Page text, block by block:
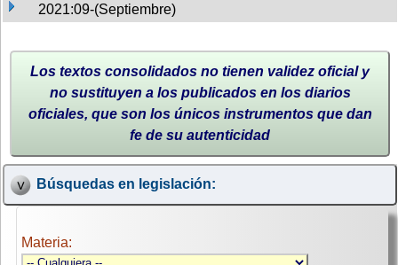
2021:09-(Septiembre)
Los textos consolidados no tienen validez oficial y
no sustituyen a los publicados en los diarios
oficiales, que son los únicos instrumentos que dan
fe de su autenticidad
Búsquedas en legislación:
Materia: